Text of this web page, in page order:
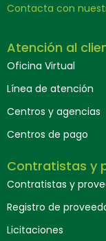
Contacta con
Atención al
Oficina Virtual
Línea de atención
Centros y agencias
Centros de pago
Contratistas y
Contratistas y
Registro de
Licitaciones